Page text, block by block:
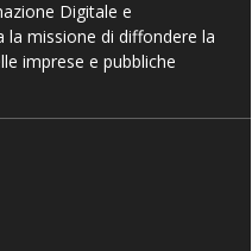
Digitale e
la missione di diffondere la
imprese e pubbliche